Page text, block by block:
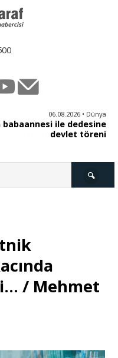
06.08.2026 • Dünya
babaannesi ile dedesine
devlet töreni
/ Mehmet